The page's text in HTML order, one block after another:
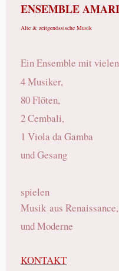
ENSEMBLE
Alte & zeitgenössische Musik
Ein Ensemble mit
4 Musiker,
80 Flöten,
2 Cembali,
1 Viola da Gamba
und Gesang
spielen
Musik aus Renaissance,
und Moderne
KONTAKT